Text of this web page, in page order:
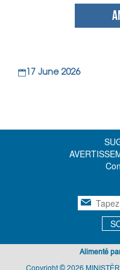
17 June 2026
Alimenté
Copyright © 2026